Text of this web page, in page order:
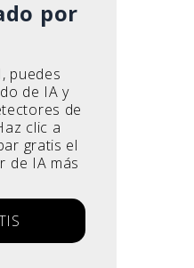
por
puedes
de IA y
de
clic a
gratis el
de IA más